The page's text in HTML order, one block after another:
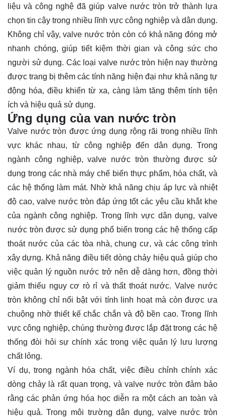
liệu và công nghệ đã giúp valve nước tròn trở thành lựa
chọn tin cậy trong nhiều lĩnh vực công nghiệp và dân dụng.
Không chỉ vậy, valve nước tròn còn có khả năng đóng mở
nhanh chóng, giúp tiết kiệm thời gian và công sức cho
người sử dụng. Các loại valve nước tròn hiện nay thường
được trang bị thêm các tính năng hiện đại như khả năng tự
động hóa, điều khiển từ xa, càng làm tăng thêm tính tiện
ích và hiệu quả sử dụng.
Ứng dụng của van nước tròn
Valve nước tròn được ứng dụng rộng rãi trong nhiều lĩnh
vực khác nhau, từ công nghiệp đến dân dụng. Trong
ngành công nghiệp, valve nước tròn thường được sử
dụng trong các nhà máy chế biến thực phẩm, hóa chất, và
các hệ thống làm mát. Nhờ khả năng chịu áp lực và nhiệt
độ cao, valve nước tròn đáp ứng tốt các yêu cầu khắt khe
của ngành công nghiệp. Trong lĩnh vực dân dụng, valve
nước tròn được sử dụng phổ biến trong các hệ thống cấp
thoát nước của các tòa nhà, chung cư, và các công trình
xây dựng. Khả năng điều tiết dòng chảy hiệu quả giúp cho
việc quản lý nguồn nước trở nên dễ dàng hơn, đồng thời
giảm thiểu nguy cơ rò rỉ và thất thoát nước. Valve nước
tròn không chỉ nổi bật với tính linh hoạt mà còn được ưa
chuộng nhờ thiết kế chắc chắn và độ bền cao. Trong lĩnh
vực công nghiệp, chúng thường được lắp đặt trong các hệ
thống đòi hỏi sự chính xác trong việc quản lý lưu lượng
chất lỏng.
Ví dụ, trong ngành hóa chất, việc điều chỉnh chính xác
dòng chảy là rất quan trọng, và valve nước tròn đảm bảo
rằng các phản ứng hóa học diễn ra một cách an toàn và
hiệu quả. Trong môi trường dân dụng, valve nước tròn